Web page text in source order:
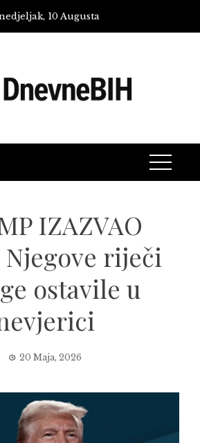
10 Augusta
IZAZVAO
Njegove riječi
ostavile u
20 Maja, 2026